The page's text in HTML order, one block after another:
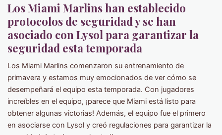
Los Miami Marlins han establecido
protocolos de seguridad y se han
asociado con Lysol para garantizar la
seguridad esta temporada
Los Miami Marlins comenzaron su entrenamiento de
primavera y estamos muy emocionados de ver cómo se
desempeñará el equipo esta temporada. Con jugadores
increíbles en el equipo, ¡parece que Miami está listo para
obtener algunas victorias! Además, el equipo fue el primero
en asociarse con Lysol y creó regulaciones para garantizar la